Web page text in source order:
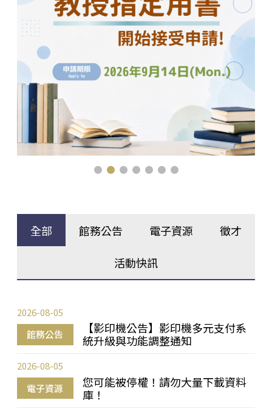
全部 館務公告 電子資源 徵才
活動快訊
館務公告
【影印機公告】影印機多元支付系
統升級與功能調整通知
2026-08-05
電子資源
您可能被停權！請勿大量下載資料
庫！
2026-08-05